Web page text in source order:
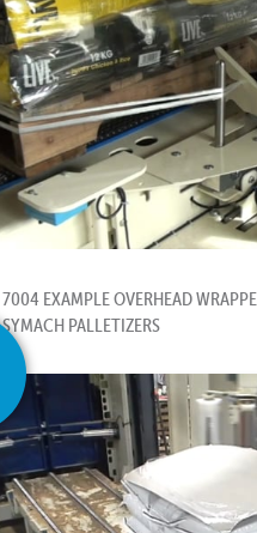
7004 EXAMPLE OVERHEAD
SYMACH PALLETIZERS